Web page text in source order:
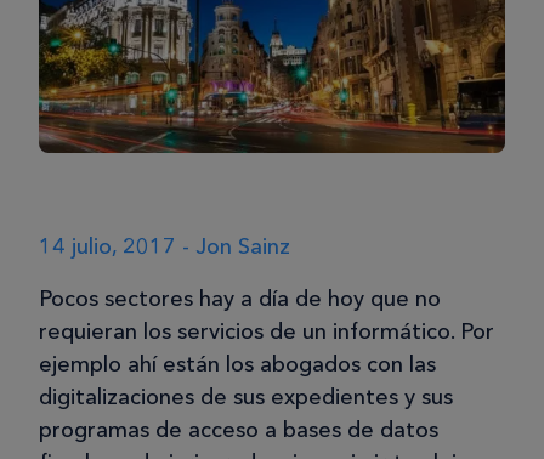
14 julio, 2017 - Jon Sainz
Pocos sectores hay a día de hoy que no
requieran los servicios de un informático. Por
ejemplo ahí están los abogados con las
digitalizaciones de sus expedientes y sus
programas de acceso a bases de datos